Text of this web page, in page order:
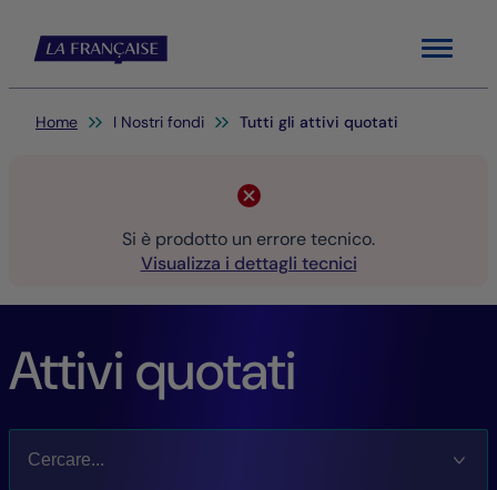
Menu
Sei qui:
Home I Nostri fondi Tutti gli attivi quotati
Si è prodotto un errore tecnico.
Visualizza i dettagli tecnici
Attivi quotati